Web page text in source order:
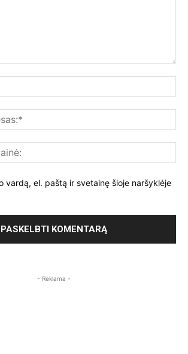
vardą, el. paštą ir svetainę šioje naršyklėje
- Reklama -